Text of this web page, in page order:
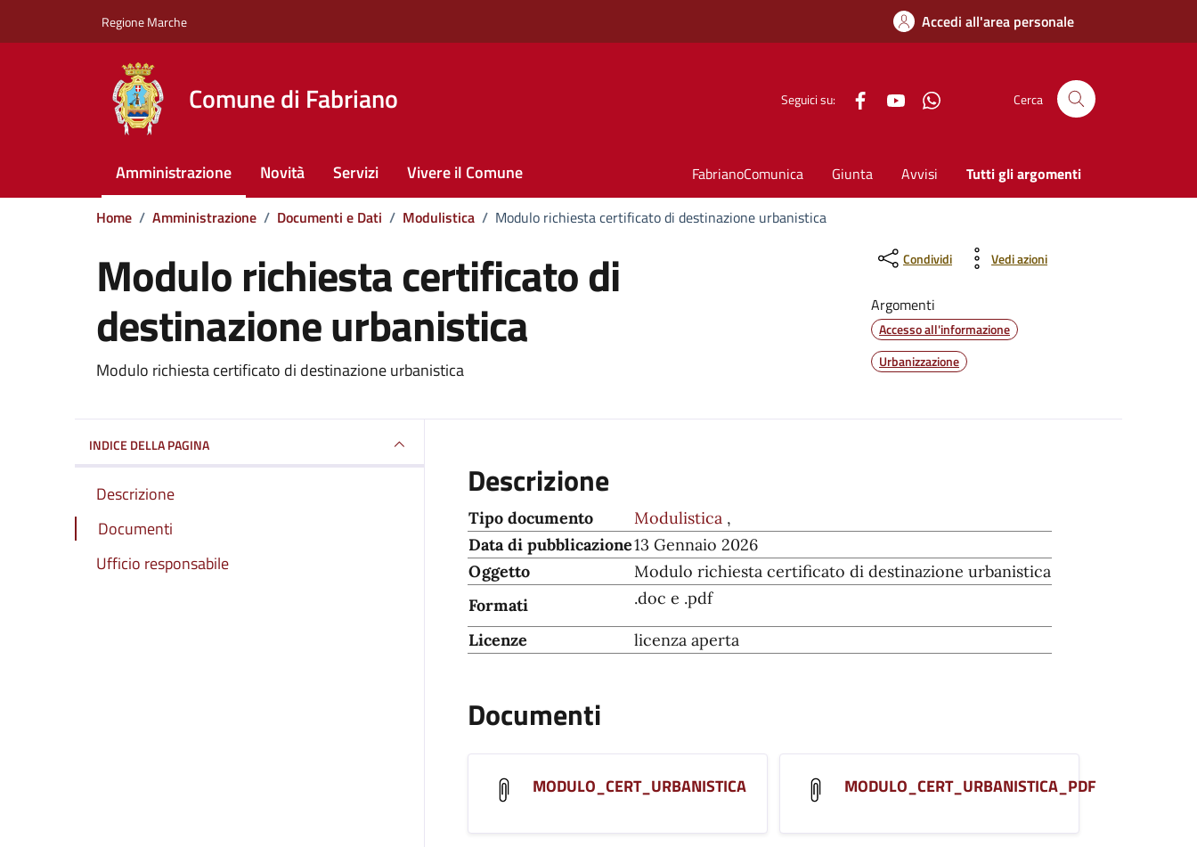
Regione Marche Accedi all'area personale
Comune di Fabriano Seguici su: FacebookYouTube Cerca
Amministrazione Novità Servizi Vivere il Comune FabrianoComunica Giunta Avvisi Tutti gli argomenti
Home / Amministrazione / Documenti e Dati / Modulistica / Modulo richiesta certificato di destinazione urbanistica
Modulo richiesta certificato di
destinazione urbanistica
Dettagli del documento
Modulo richiesta certificato di destinazione urbanistica
Condividi Vedi azioni
Argomenti
Accesso all'informazione
Urbanizzazione
INDICE DELLA PAGINA
Descrizione
Documenti
Ufficio responsabile
Descrizione
Tipo documento Modulistica ,
Data di pubblicazione13 Gennaio 2026
Oggetto
Modulo richiesta certificato di destinazione urbanistica
Formati
.doc e .pdf
Licenze licenza aperta
Documenti
MODULO_CERT_URBANISTICA MODULO_CERT_URBANISTICA_PDF